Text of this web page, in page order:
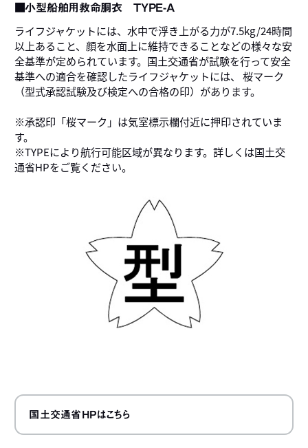
■小型船舶用救命胴衣 TYPE-A
ライフジャケットには、水中で浮き上がる力が7.5kg/24時間
以上あること、顔を水面上に維持できることなどの様々な安
全基準が定められています。国土交通省が試験を行って安全
基準への適合を確認したライフジャケットには、 桜マーク
（型式承認試験及び検定への合格の印）があります。
※承認印「桜マーク」は気室標示欄付近に押印されていま
す。
※TYPEにより航行可能区域が異なります。詳しくは国土交
通省HPをご覧ください。
国土交通省HPはこちら